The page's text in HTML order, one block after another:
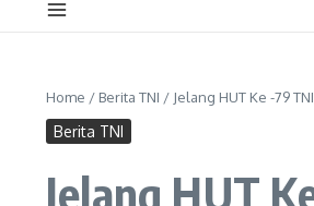
Home / Berita TNI / Jelang HUT Ke -79
Berita TNI
Jelang HUT